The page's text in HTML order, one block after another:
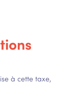
à cette taxe,